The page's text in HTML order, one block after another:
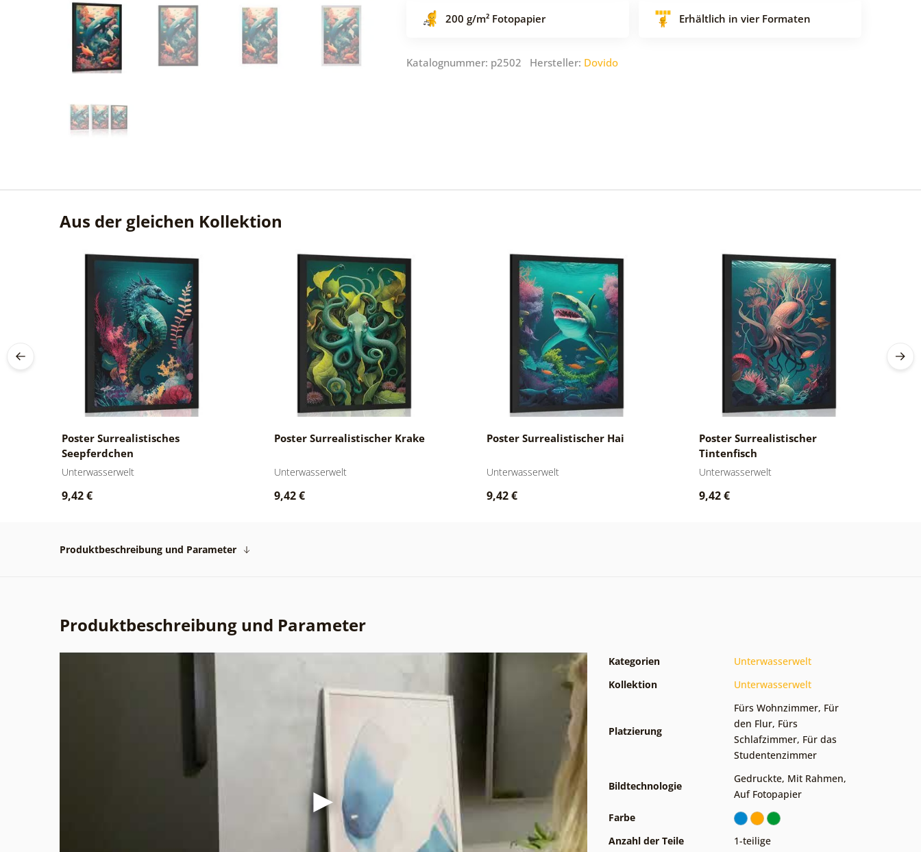
200 g/m² Fotopapier Erhältlich in vier Formaten
Katalognummer: p2502 Hersteller: Dovido
Aus der gleichen Kollektion
Poster Surrealistisches
Seepferdchen
Unterwasserwelt
9,42 €
Poster Surrealistischer Krake
Unterwasserwelt
9,42 €
Poster Surrealistischer Hai
Unterwasserwelt
9,42 €
Poster Surrealistischer
Tintenfisch
Unterwasserwelt
9,42 €
Produktbeschreibung und Parameter
Produktbeschreibung und Parameter
Kategorien
Unterwasserwelt
Kollektion
Unterwasserwelt
Platzierung
Fürs Wohnzimmer, Für
den Flur, Fürs
Schlafzimmer, Für das
Studentenzimmer
Bildtechnologie
Gedruckte, Mit Rahmen,
Auf Fotopapier
Farbe
Anzahl der Teile
1-teilige